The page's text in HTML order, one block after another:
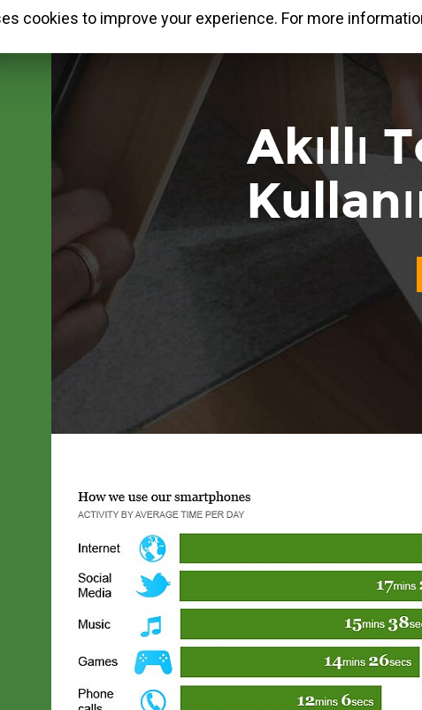
Akıllı
cookies to improve your experience. For more